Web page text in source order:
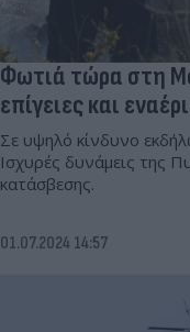
Φωτιά τώρα στη
επίγειες και
Σε υψηλό κίνδυνο
Ισχυρές δυνάμεις της
κατάσβεσης.
01.07.2024 14:57